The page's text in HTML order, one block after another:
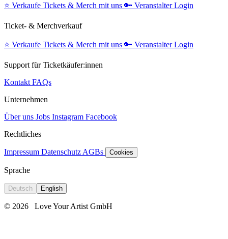
⭐️ Verkaufe Tickets & Merch mit uns 🔑 Veranstalter Login
Ticket- & Merchverkauf
⭐️ Verkaufe Tickets & Merch mit uns 🔑 Veranstalter Login
Support für Ticketkäufer:innen
Kontakt FAQs
Unternehmen
Über uns Jobs Instagram Facebook
Rechtliches
Impressum Datenschutz AGBs Cookies
Sprache
Deutsch English
© 2026 Love Your Artist GmbH